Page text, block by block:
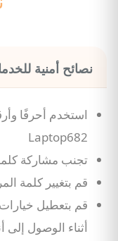
نصائح أمنية
استخدم أحرفًا
Laptop682
تجنب مشاركة
قم بتغيير كلمة
قم بتعطيل
أثناء الوصول